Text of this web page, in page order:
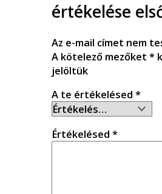
értékelése
Az e-mail címet nem
A kötelező mezőket *
jelöltük
A te értékelésed *
Értékelésed *